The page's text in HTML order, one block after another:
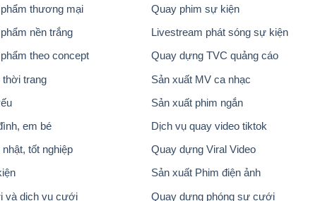
thương mại
nền trắng
theo concept
thời trang
em bé
tốt nghiệp
và dịch vụ cưới
Quay phim sự kiện
Livestream phát sóng sự kiện
Quay dựng TVC quảng cáo
Sản xuất MV ca nhạc
Sản xuất phim ngắn
Dịch vụ quay video tiktok
Quay dựng Viral Video
Sản xuất Phim điện ảnh
Quay dựng phóng sự cưới